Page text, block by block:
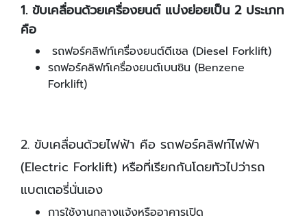
1. ขับเคลื่อนด้วยเครื่องยนต์ แบ่งย่อยเป็น 2 ประเภท
คือ
รถฟอร์คลิฟท์เครื่องยนต์ดีเซล (Diesel Forklift)
รถฟอร์คลิฟท์เครื่องยนต์เบนซิน (Benzene
Forklift)
2. ขับเคลื่อนด้วยไฟฟ้า คือ รถฟอร์คลิฟท์ไฟฟ้า
(Electric Forklift) หรือที่เรียกกันโดยทัวไปว่ารถ
แบตเตอรี่นั่นเอง
การใช้งานกลางแจ้งหรืออาคารเปิด